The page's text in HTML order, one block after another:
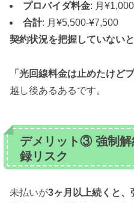
プロバイダ料金: 月
合計: 月¥5,500-¥7,500
契約状況を把握していない
「光回線料金は止めたけど
越し後あるあるです。
デメリット③ 強制解
録リスク
未払いが3ヶ月以上続くと、